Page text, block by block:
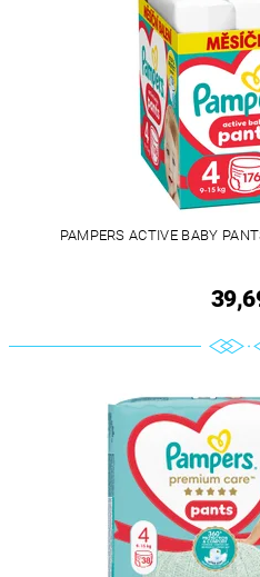
PAMPERS ACTIVE BABY